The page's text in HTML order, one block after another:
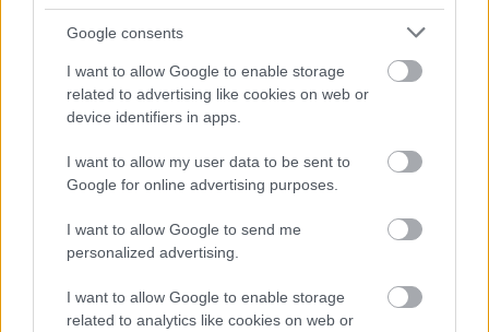
Google consents
I want to allow Google to enable storage
related to advertising like cookies on web or
device identifiers in apps.
I want to allow my user data to be sent to
Google for online advertising purposes.
I want to allow Google to send me
personalized advertising.
I want to allow Google to enable storage
related to analytics like cookies on web or
Paris Saint-Germainvs
Manchester United
Nya Ullevi, Göteborg
2026-08-08 17:00
AC MilanvsManchester United2026-08-15 18:00